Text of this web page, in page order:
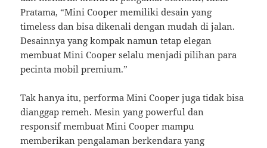
Pratama, “Mini Cooper memiliki desain yang
timeless dan bisa dikenali dengan mudah di jalan.
Desainnya yang kompak namun tetap elegan
membuat Mini Cooper selalu menjadi pilihan para
pecinta mobil premium.”
Tak hanya itu, performa Mini Cooper juga tidak bisa
dianggap remeh. Mesin yang powerful dan
responsif membuat Mini Cooper mampu
memberikan pengalaman berkendara yang